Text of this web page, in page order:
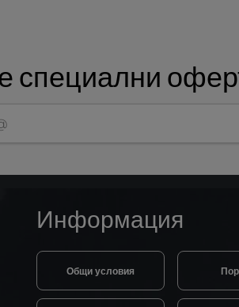
специални
Информация
Общи условия